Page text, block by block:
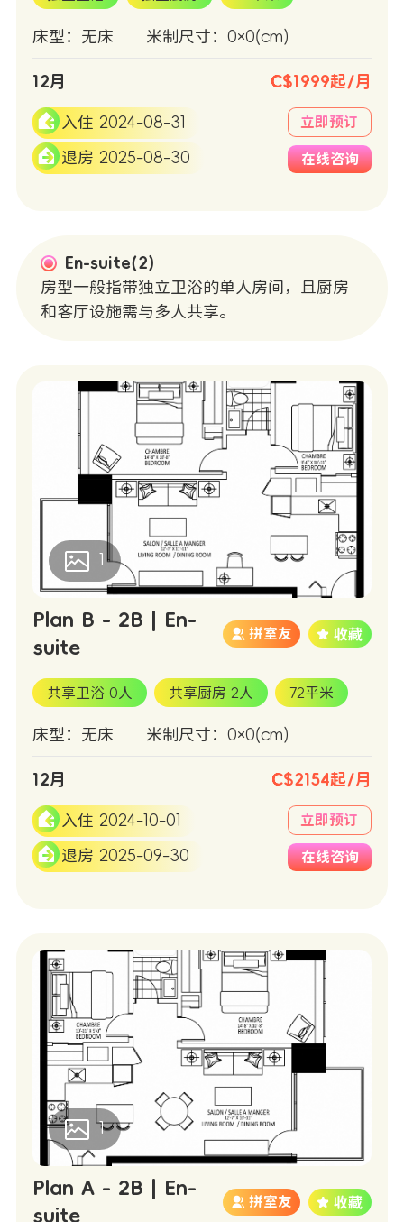
床型：无床 米制尺寸：0×0(cm)
12月 C$1999起/月
入住 2024-08-31
退房 2025-08-30
立即预订
在线咨询
En-suite(2)
房型一般指带独立卫浴的单人房间，且厨房
和客厅设施需与多人共享。
Plan B - 2B | En-
suite
拼室友
共享卫浴 0人 共享厨房 2人 72平米
床型：无床 米制尺寸：0×0(cm)
12月 C$2154起/月
入住 2024-10-01
退房 2025-09-30
立即预订
在线咨询
1
Plan A - 2B | En-
suite
拼室友